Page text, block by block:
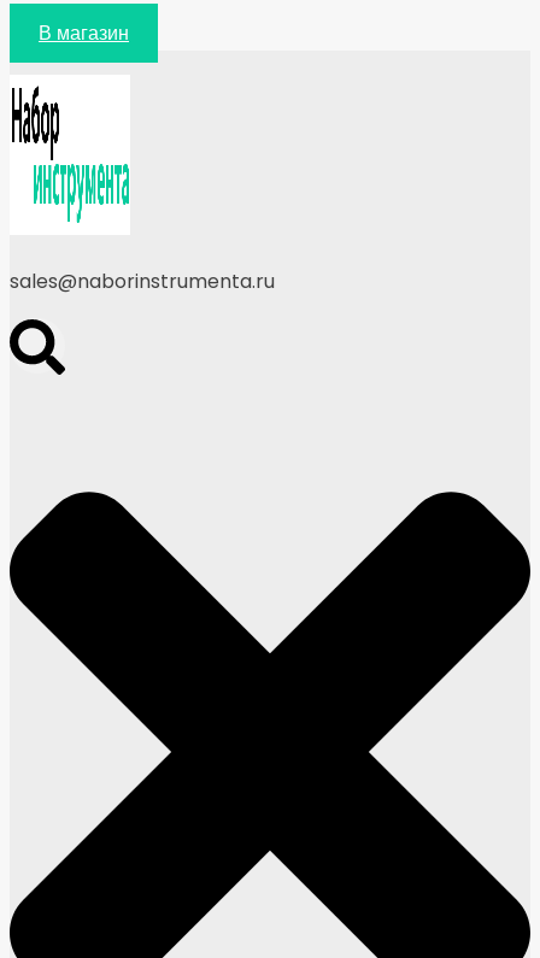
В магазин
sales@naborinstrumenta.ru